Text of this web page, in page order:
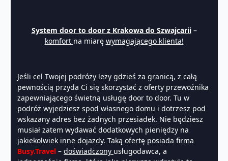
System door to door z Krakowa do Szwajcarii–
komfort na miarę wymagającego klienta!
Jeśli cel Twojej podróży leży gdzieś za granicą, z całą
pewnością przyda Ci się skorzystać z oferty przewoźnika
zapewniającego świetną usługę door to door. Tu w
podróż wyjedziesz spod własnego domu i dotrzesz pod
wskazany adres bez żadnych przesiadek. Nie będziesz
musiał zatem wydawać dodatkowych pieniędzy na
jakiekolwiek inne dojazdy. Taką ofertę posiada firma
Busy.Travel – doświadczony usługodawca, a